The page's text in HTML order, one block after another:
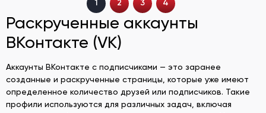
1 2 3 4
Раскрученные аккаунты
ВКонтакте (VK)
Аккаунты ВКонтакте с подписчиками — это заранее
созданные и раскрученные страницы, которые уже имеют
определенное количество друзей или подписчиков. Такие
профили используются для различных задач, включая